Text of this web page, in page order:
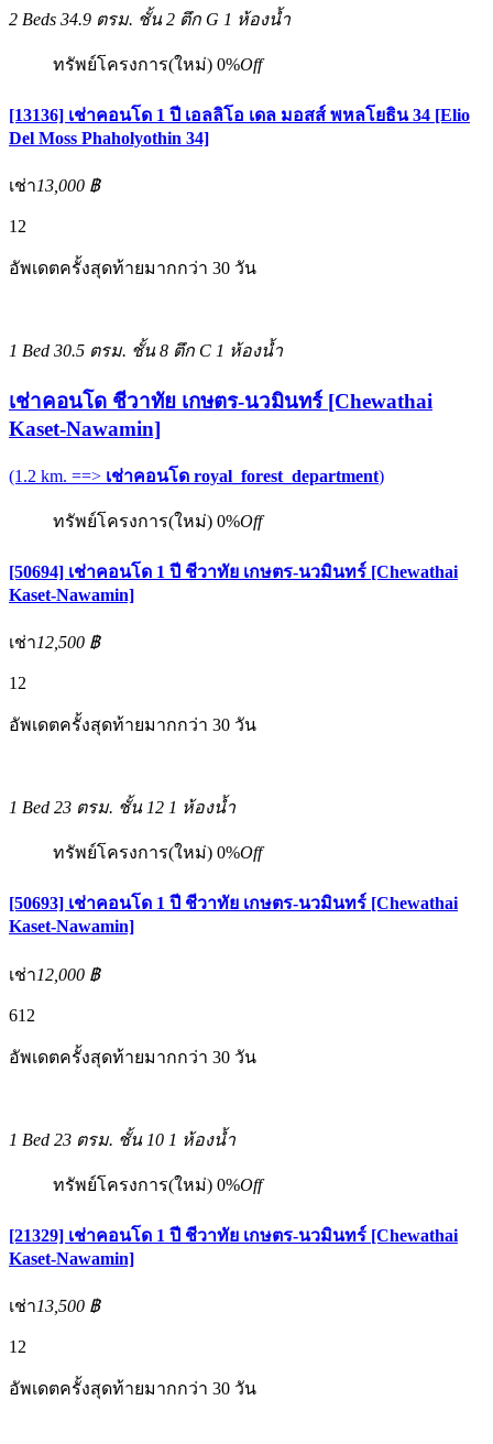
2 Beds 34.9 ตรม. ชั้น 2 ตึก G 1 ห้องน้ำ
ทรัพย์โครงการ(ใหม่) 0%Off
[13136] เช่าคอนโด 1 ปี เอลลิโอ เดล มอสส์ พหลโยธิน 34 [Elio
Del Moss Phaholyothin 34]
เช่า13,000 ฿
12
อัพเดตครั้งสุดท้ายมากกว่า 30 วัน
1 Bed 30.5 ตรม. ชั้น 8 ตึก C 1 ห้องน้ำ
เช่าคอนโด ชีวาทัย เกษตร-นวมินทร์ [Chewathai
Kaset-Nawamin]
(1.2 km. ==> เช่าคอนโด royal_forest_department)
ทรัพย์โครงการ(ใหม่) 0%Off
[50694] เช่าคอนโด 1 ปี ชีวาทัย เกษตร-นวมินทร์ [Chewathai
Kaset-Nawamin]
เช่า12,500 ฿
12
อัพเดตครั้งสุดท้ายมากกว่า 30 วัน
1 Bed 23 ตรม. ชั้น 12 1 ห้องน้ำ
ทรัพย์โครงการ(ใหม่) 0%Off
[50693] เช่าคอนโด 1 ปี ชีวาทัย เกษตร-นวมินทร์ [Chewathai
Kaset-Nawamin]
เช่า12,000 ฿
612
อัพเดตครั้งสุดท้ายมากกว่า 30 วัน
1 Bed 23 ตรม. ชั้น 10 1 ห้องน้ำ
ทรัพย์โครงการ(ใหม่) 0%Off
[21329] เช่าคอนโด 1 ปี ชีวาทัย เกษตร-นวมินทร์ [Chewathai
Kaset-Nawamin]
เช่า13,500 ฿
12
อัพเดตครั้งสุดท้ายมากกว่า 30 วัน